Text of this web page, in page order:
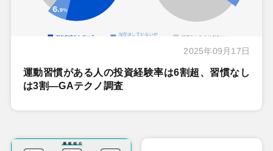
2025年09月17日
運動習慣がある人の投資経験率は6割超、習慣なし
は3割―GAテクノ調査